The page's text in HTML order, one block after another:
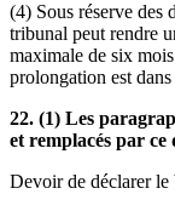
(4) Sous réserve des
tribunal peut rendre
maximale de six
prolongation est
22. (1) Les
et remplacés par ce
Devoir de déclarer le